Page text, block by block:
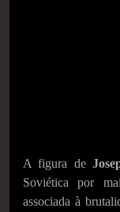
A figura de
Soviética por
associada à